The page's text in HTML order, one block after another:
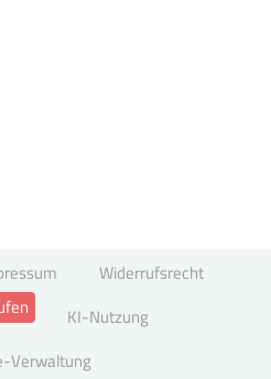
Widerrufsrecht
KI-Nutzung
Verwaltung